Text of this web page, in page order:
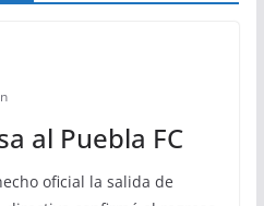
al Puebla FC
oficial la salida de